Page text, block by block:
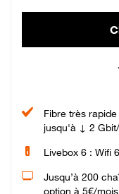
Fibre très rapide
jusqu'à ↓ 2
Livebox 6 : Wifi
Jusqu’à 200
option à 5€/mois